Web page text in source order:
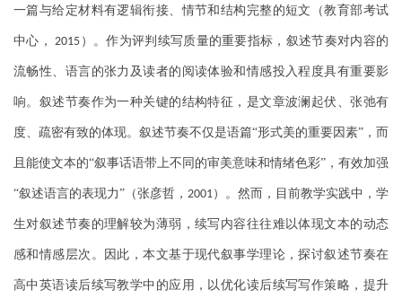
一篇与给定材料有逻辑衔接、情节和结构完整的短文（教育部考试
中心， 2015 ）。作为评判续写质量的重要指标，叙述节奏对内容的
流畅性、语言的张力及读者的阅读体验和情感投入程度具有重要影
响。叙述节奏作为一种关键的结构特征，是文章波澜起伏、张弛有
度、疏密有致的体现。叙述节奏不仅是语篇“形式美的重要因素”，而
且能使文本的“叙事话语带上不同的审美意味和情绪色彩”，有效加强
“叙述语言的表现力”（张彦哲， 2001）。然而，目前教学实践中，学
生对叙述节奏的理解较为薄弱，续写内容往往难以体现文本的动态
感和情感层次。因此，本文基于现代叙事学理论，探讨叙述节奏在
高中英语读后续写教学中的应用，以优化读后续写写作策略，提升